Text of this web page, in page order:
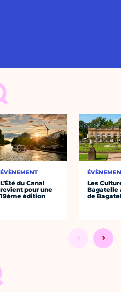
ÉVÈNEMENT
L’Été du Canal
revient pour une
19ème édition
Les
Bagatelle
de